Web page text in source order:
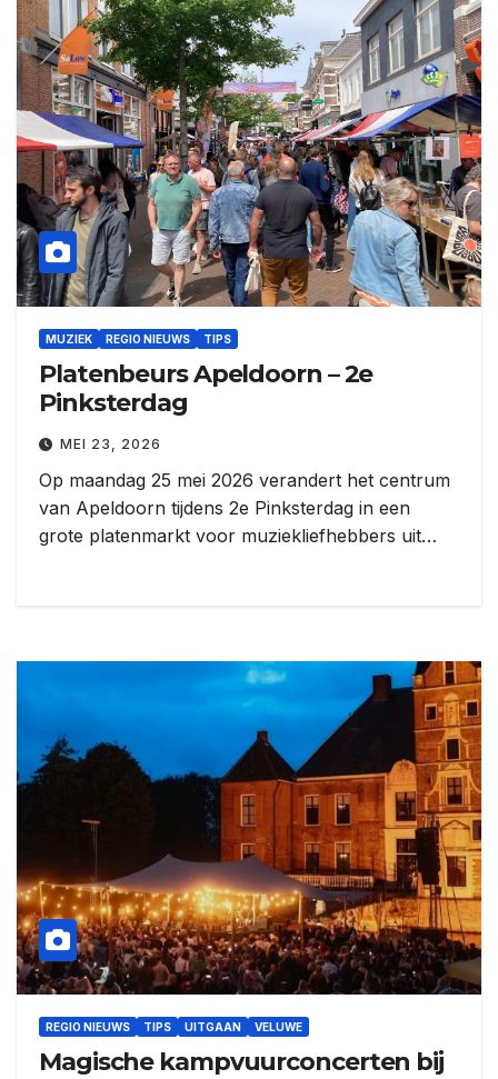
MUZIEK REGIO NIEUWS TIPS
Platenbeurs Apeldoorn – 2e
Pinksterdag
MEI 23, 2026
Op maandag 25 mei 2026 verandert het centrum
van Apeldoorn tijdens 2e Pinksterdag in een
grote platenmarkt voor muziekliefhebbers uit…
REGIO NIEUWS TIPS UITGAAN VELUWE
Magische kampvuurconcerten bij